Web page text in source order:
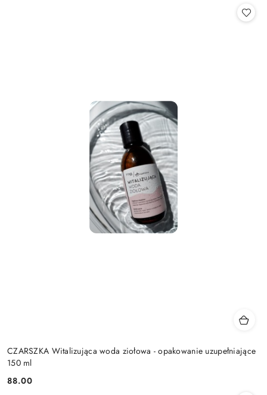
CZARSZKA Witalizująca woda ziołowa - opakowanie uzupełniające
150 ml
Cena:
88.00